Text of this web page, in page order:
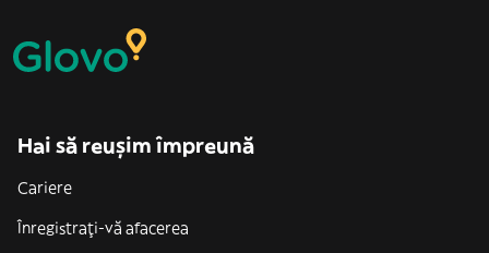
Hai să reușim împreună
Cariere
Înregistrați-vă afacerea